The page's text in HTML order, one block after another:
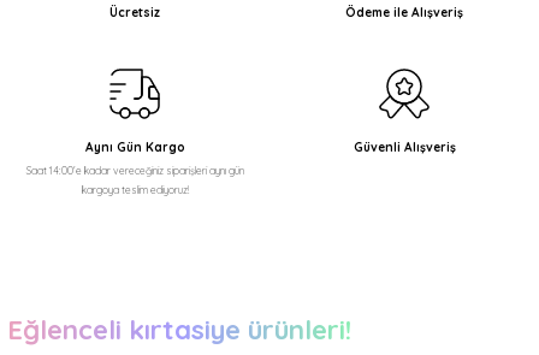
Ücretsiz
Ödeme ile Alışveriş
Aynı Gün Kargo
Saat 14:00'e kadar vereceğiniz siparişleri aynı gün
kargoya teslim ediyoruz!
Güvenli Alışveriş
Eğlenceli kırtasiye ürünleri!